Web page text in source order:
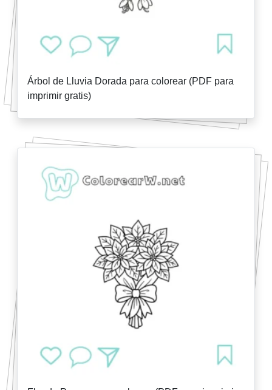
Árbol de Lluvia Dorada para colorear (PDF para
imprimir gratis)